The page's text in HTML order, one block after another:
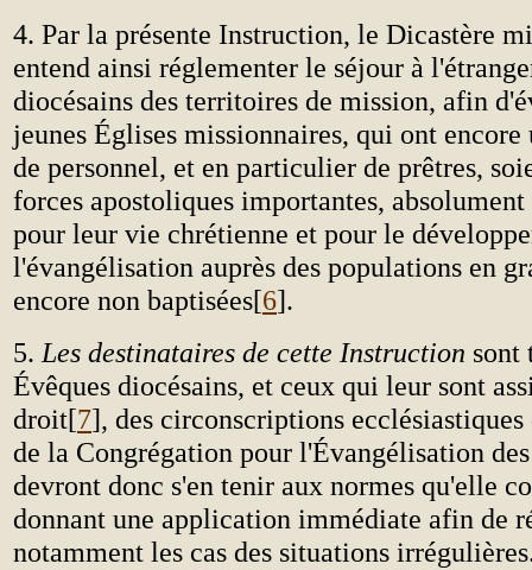
4. Par la présente Instruction, le Dicastère
entend ainsi réglementer le séjour à
diocésains des territoires de mission, afin
jeunes Églises missionnaires, qui ont encore
de personnel, et en particulier de prêtres,
forces apostoliques importantes,
pour leur vie chrétienne et pour le
l'évangélisation auprès des populations en
encore non baptisées[6].
5. Les destinataires de cette Instruction sont
Évêques diocésains, et ceux qui leur sont
droit[7], des circonscriptions
de la Congrégation pour l'Évangélisation
devront donc s'en tenir aux normes qu'elle
donnant une application immédiate afin de
notamment les cas des situations